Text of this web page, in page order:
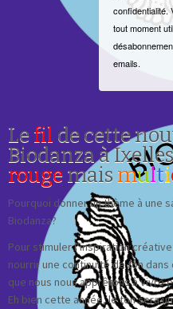
confidentialité.
tout moment
emails.
Lefil de cette
Biodanza à
rougemais multi
Pourquoi donner un thème à une
Biodanza?
Pour stimuler l’inspiration
nourrir une continuité de ton
que nous nous apprêtons à vivre
Eh bien cette année, le ton sera